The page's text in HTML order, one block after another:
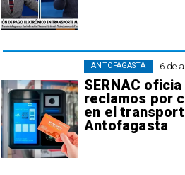
6 de
SERNAC
reclamos por
en el
Antofagasta
ANTOFAGASTA